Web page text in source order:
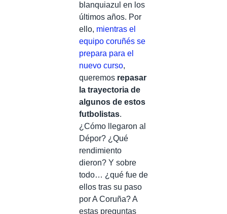
blanquiazul en los
últimos años. Por
ello, mientras el
equipo coruñés se
prepara para el
nuevo curso,
queremos repasar
la trayectoria de
algunos de estos
futbolistas.
¿Cómo llegaron al
Dépor? ¿Qué
rendimiento
dieron? Y sobre
todo… ¿qué fue de
ellos tras su paso
por A Coruña? A
estas preguntas